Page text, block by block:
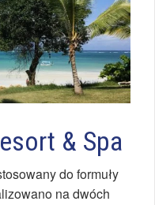
& Spa
do formuły
na dwóch